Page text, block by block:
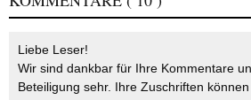
Liebe Leser!
Wir sind dankbar für Ihre Kommentare
Beteiligung sehr. Ihre Zuschriften